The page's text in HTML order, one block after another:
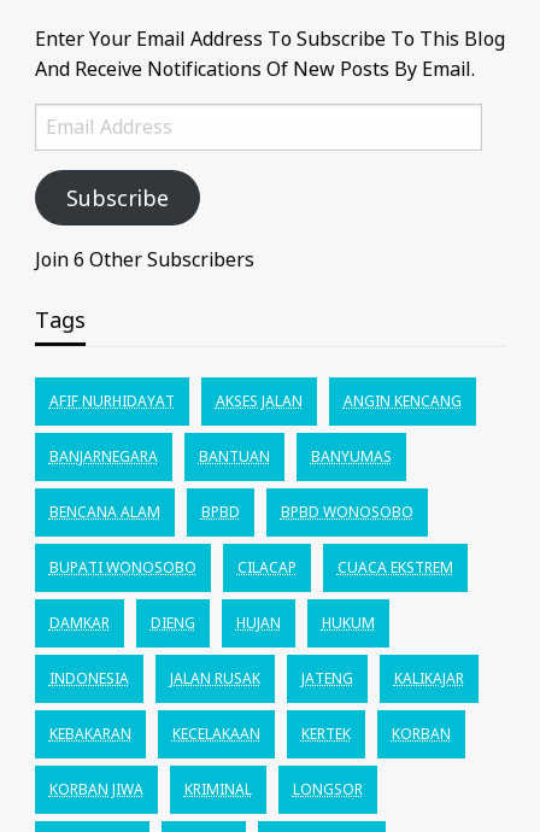
Enter Your Email Address To Subscribe To This Blog
And Receive Notifications Of New Posts By Email.
Email
Address
Subscribe
Join 6 Other Subscribers
Tags
AFIF NURHIDAYAT AKSES JALAN ANGIN KENCANG
BANJARNEGARA BANTUAN BANYUMAS
BENCANA ALAM BPBD BPBD WONOSOBO
BUPATI WONOSOBO CILACAP CUACA EKSTREM
DAMKAR DIENG HUJAN HUKUM
INDONESIA JALAN RUSAK JATENG KALIKAJAR
KEBAKARAN KECELAKAAN KERTEK KORBAN
KORBAN JIWA KRIMINAL LONGSOR